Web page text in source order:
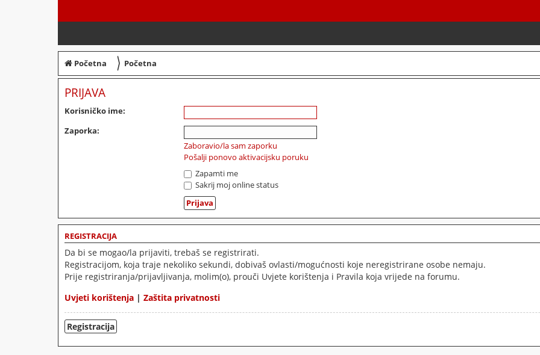
Početna 〉 Početna
PRIJAVA
Korisničko ime:
Zaporka:
Zaboravio/la sam zaporku
Pošalji ponovo aktivacijsku poruku
Zapamti me
Sakrij moj online status
REGISTRACIJA
Da bi se mogao/la prijaviti, trebaš se registrirati.
Registracijom, koja traje nekoliko sekundi, dobivaš ovlasti/mogućnosti koje neregistrirane osobe nemaju.
Prije registriranja/prijavljivanja, molim(o), prouči Uvjete korištenja i Pravila koja vrijede na forumu.
Uvjeti korištenja | Zaštita privatnosti
Registracija